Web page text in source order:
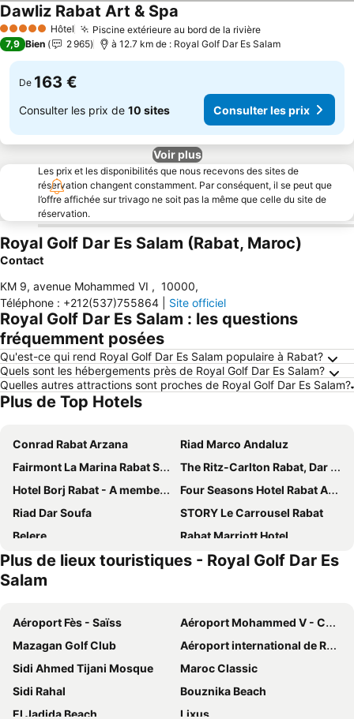
5 Étoiles Hôtel Piscine extérieure au bord de la rivièreConsulter les
Dawliz Rabat Art & Spa
7,9 Bien 2 965 à 12.7 km de : Royal Golf Dar Es Salam
De 163 €
Consulter les prix de 10 sites Consulter les prix
Voir plus
Les prix et les disponibilités que nous recevons des sites de
réservation changent constamment. Par conséquent, il se peut que
l’offre affichée sur trivago ne soit pas la même que celle du site de
réservation.
Royal Golf Dar Es Salam (Rabat, Maroc)
Contact
KM 9, avenue Mohammed VI , 10000,
Téléphone : +212(537)755864 Site officiel
Royal Golf Dar Es Salam : les questions
fréquemment posées
Qu'est-ce qui rend Royal Golf Dar Es Salam populaire à Rabat?
Quels sont les hébergements près de Royal Golf Dar Es Salam?
Quelles autres attractions sont proches de Royal Golf Dar Es Salam?
Plus de Top Hotels
Conrad Rabat Arzana
Riad Marco Andaluz
Fairmont La Marina Rabat Sale Hotel And Residences
The Ritz-Carlton Rabat, Dar Es Salam
Hotel Borj Rabat - A member of Barceló Group
Four Seasons Hotel Rabat At Kasr Al Bahr
Riad Dar Soufa
STORY Le Carrousel Rabat
Belere
Rabat Marriott Hotel
Sofitel Rabat Jardin des Roses
ibis Rabat Agdal
Az Hotel Rabat Centre
Le Diwan Hotel Rabat - MGallery Collection
Hotel Bouregreg
First Suites Hôtel
Le Pietri Urban Hotel
Flower Town Hotel & Spa
Riad Kalaa 2
Hotel Le Musée
La Tour Hassan Palace
Plus de lieux touristiques - Royal Golf Dar Es
Salam
Aéroport Fès - Saïss
Aéroport Mohammed V - Casablanca
Mazagan Golf Club
Aéroport international de Rabat-Salé
Sidi Ahmed Tijani Mosque
Maroc Classic
Sidi Rahal
Bouznika Beach
El Jadida Beach
Lixus